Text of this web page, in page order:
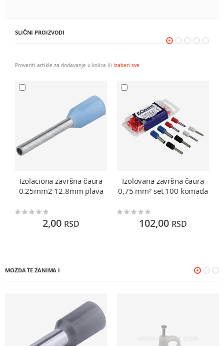
SLIČNI PROIZVODI
Proveriti artikle za dodavanje u kolica ili izaberi sve
Izolaciona završna čaura
0.25mm2 12.8mm plava
Rating:
2,00 RSD
Izolovana završna čaura
0,75 mm² set 100 komada
Rating:
102,00 RSD
MOŽDA TE ZANIMA I